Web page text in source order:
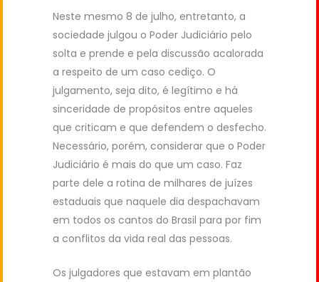
Neste mesmo 8 de julho, entretanto, a
sociedade julgou o Poder Judiciário pelo
solta e prende e pela discussão acalorada
a respeito de um caso cediço. O
julgamento, seja dito, é legítimo e há
sinceridade de propósitos entre aqueles
que criticam e que defendem o desfecho.
Necessário, porém, considerar que o Poder
Judiciário é mais do que um caso. Faz
parte dele a rotina de milhares de juízes
estaduais que naquele dia despachavam
em todos os cantos do Brasil para por fim
a conflitos da vida real das pessoas.
Os julgadores que estavam em plantão